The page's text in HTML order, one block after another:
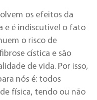
os efeitos da
e é indiscutível o fato
o risco de
cística e são
de vida. Por isso,
nós é: todos
física, tendo ou não